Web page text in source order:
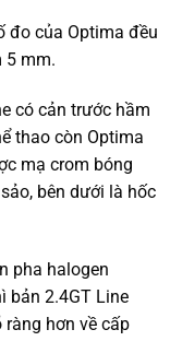
đo của Optima đều
5 mm.
có cản trước hầm
thao còn Optima
mạ crom bóng
bên dưới là hốc
pha halogen
bản 2.4GT Line
ràng hơn về cấp